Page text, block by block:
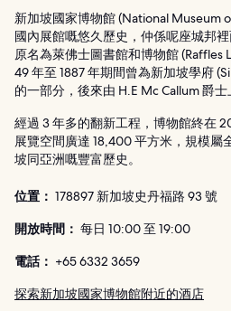
新加坡國家博物館 (National Museum
國內展館嘅悠久歷史，仲係呢座城邦
原名為萊佛士圖書館和博物館 (Raffles
49 年至 1887 年期間曾為新加坡學府
的一部分，後來由 H.E Mc Callum 爵士
經過 3 年多的翻新工程，博物館終在
展覽空間廣達 18,400 平方米，規模屬
坡同亞洲嘅豐富歷史。
位置： 178897 新加坡史丹福路 93 號
開放時間： 每日 10:00 至 19:00
電話： +65 6332 3659
探索新加坡國家博物館附近的酒店